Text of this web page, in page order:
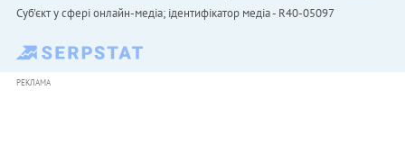
Cуб'єкт у сфері онлайн-медіа; ідентифікатор медіа - R40-05097
РЕКЛАМА